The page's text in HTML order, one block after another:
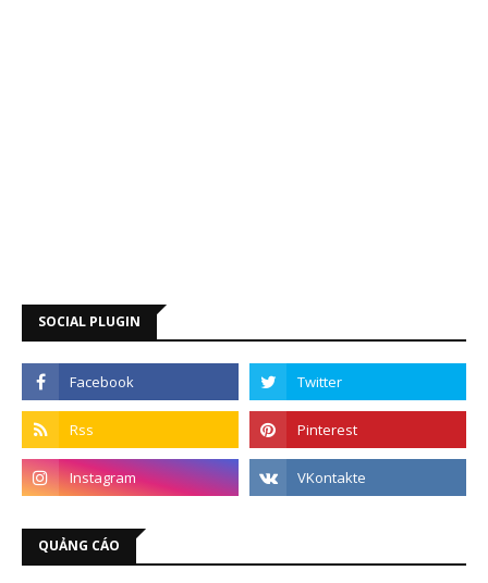
SOCIAL PLUGIN
QUẢNG CÁO